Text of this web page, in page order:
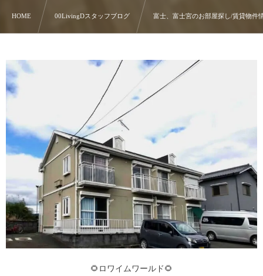
HOME 00LivingDスタッフブログ 富士、富士宮のお部屋探し/賃貸物件
🌻ロワイムワールド🌻